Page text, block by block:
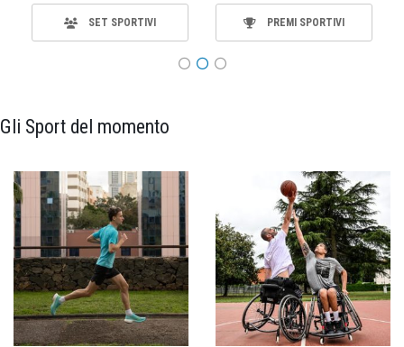
SET SPORTIVI PREMI SPORTIVI
Gli Sport del momento